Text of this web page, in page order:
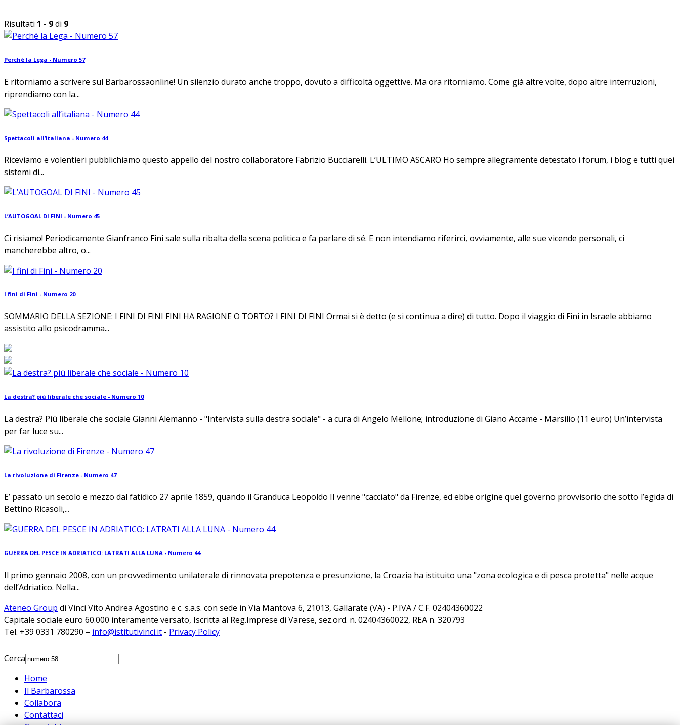
Risultati 1 - 9di 9
Perché la Lega - Numero 57
E ritorniamo a scrivere sul Barbarossaonline! Un silenzio durato anche troppo, dovuto a difficoltà oggettive. Ma ora ritorniamo. Come già altre volte, dopo altre interruzioni,
riprendiamo con la...
Spettacoli all’italiana - Numero 44
Riceviamo e volentieri pubblichiamo questo appello del nostro collaboratore Fabrizio Bucciarelli. L’ULTIMO ASCARO Ho sempre allegramente detestato i forum, i blog e tutti quei
sistemi di...
L’AUTOGOAL DI FINI - Numero 45
Ci risiamo! Periodicamente Gianfranco Fini sale sulla ribalta della scena politica e fa parlare di sé. E non intendiamo riferirci, ovviamente, alle sue vicende personali, ci
mancherebbe altro, o...
I fini di Fini - Numero 20
SOMMARIO DELLA SEZIONE: I FINI DI FINI FINI HA RAGIONE O TORTO? I FINI DI FINI Ormai si è detto (e si continua a dire) di tutto. Dopo il viaggio di Fini in Israele abbiamo
assistito allo psicodramma...
La destra? più liberale che sociale - Numero 10
La destra? Più liberale che sociale Gianni Alemanno - "Intervista sulla destra sociale" - a cura di Angelo Mellone; introduzione di Giano Accame - Marsilio (11 euro) Un’intervista
per far luce su...
La rivoluzione di Firenze - Numero 47
E’ passato un secolo e mezzo dal fatidico 27 aprile 1859, quando il Granduca Leopoldo II venne "cacciato" da Firenze, ed ebbe origine quel governo provvisorio che sotto l’egida di
Bettino Ricasoli,...
GUERRA DEL PESCE IN ADRIATICO: LATRATI ALLA LUNA - Numero 44
Il primo gennaio 2008, con un provvedimento unilaterale di rinnovata prepotenza e presunzione, la Croazia ha istituito una "zona ecologica e di pesca protetta" nelle acque
dell’Adriatico. Nella...
Ateneo Group di Vinci Vito Andrea Agostino e c. s.a.s. con sede in Via Mantova 6, 21013, Gallarate (VA) - P.IVA / C.F. 02404360022
Capitale sociale euro 60.000 interamente versato, Iscritta al Reg.Imprese di Varese, sez.ord. n. 02404360022, REA n. 320793
Tel. +39 0331 780290 – info@istitutivinci.it - Privacy Policy
Cerca
Home
Il Barbarossa
Collabora
Contattaci